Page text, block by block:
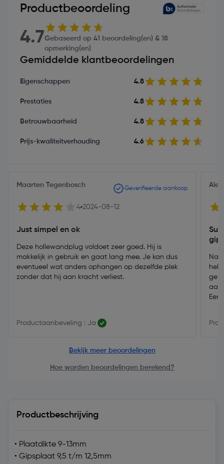
Productbeoordeling
4.7Gebaseerd op 41 beoordeling(en) & 18
opmerking(en)
Gemiddelde klantbeoordelingen
Eigenschappen 4.8
Prestaties 4.8
Betrouwbaarheid 4.8
Prijs-kwaliteitverhouding 4.6
Maarten Tegenbosch Geverifieerde aankoop
4 2024-08-12
Just simpel en ok
Deze hollewandplug voldoet zeer goed. Hij is
makkelijk in gebruik en gaat lang mee. Je kan dus
eventueel wat anders ophangen op dezelfde plek
zonder dat hij aan kracht verliest.
Productaanbeveling : Ja
Na
Een
Bekijk meer beoordelingen
Hoe worden beoordelingen berekend?
Productbeschrijving
• Plaatdikte 9-13mm
• Gipsplaat 9,5 t/m 12,5mm